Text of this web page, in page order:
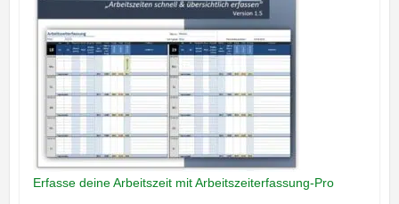
Erfasse deine Arbeitszeit mit Arbeitszeiterfassung-Pro